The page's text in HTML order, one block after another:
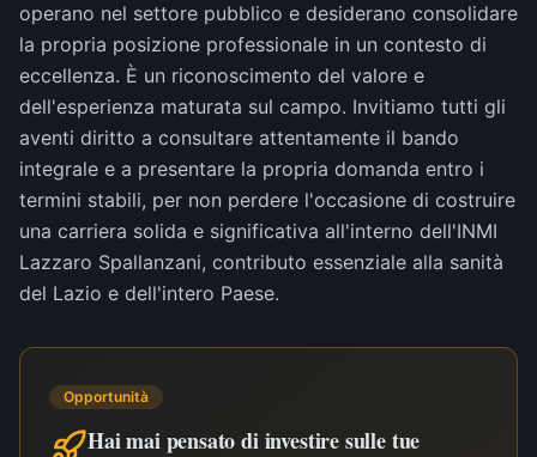
operano nel settore pubblico e desiderano consolidare
la propria posizione professionale in un contesto di
eccellenza. È un riconoscimento del valore e
dell'esperienza maturata sul campo. Invitiamo tutti gli
aventi diritto a consultare attentamente il bando
integrale e a presentare la propria domanda entro i
termini stabili, per non perdere l'occasione di costruire
una carriera solida e significativa all'interno dell'INMI
Lazzaro Spallanzani, contributo essenziale alla sanità
del Lazio e dell'intero Paese.
Opportunità
Hai mai pensato di investire sulle tue